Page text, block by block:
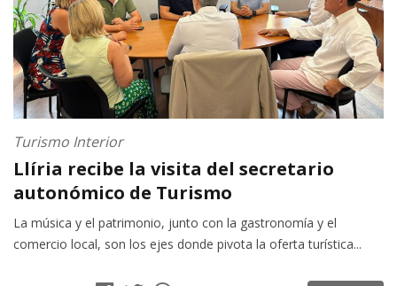
Turismo Interior
Llíria recibe la visita del secretario
autonómico de Turismo
La música y el patrimonio, junto con la gastronomía y el
comercio local, son los ejes donde pivota la oferta turística...